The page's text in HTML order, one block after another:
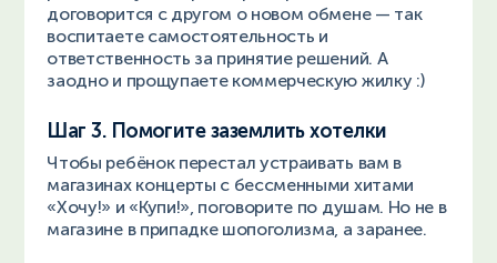
договорится с другом о новом обмене — так
воспитаете самостоятельность и
ответственность за принятие решений. А
заодно и прощупаете коммерческую жилку :)
Шаг 3. Помогите заземлить хотелки
Чтобы ребёнок перестал устраивать вам в
магазинах концерты с бессменными хитами
«Хочу!» и «Купи!», поговорите по душам. Но не в
магазине в припадке шопоголизма, а заранее.